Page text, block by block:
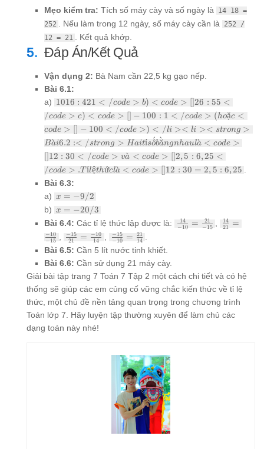
Mẹo kiểm tra: Tích số máy cày và số ngày là
14 18 =
252
. Nếu làm trong 12 ngày, số máy cày cần là
252 /
12 = 21
. Kết quả khớp.
Đáp Án/Kết Quả
Vận dụng 2: Bà Nam cần 22,5 kg gạo nếp.
Bài 6.1:
a) 1016:421</code>
b) <code>[]26 :
55</code> c)
<code>[]-100 :
1</code> (hoặc
<code>
[]-100</code>)
</li> <li>
<strong>Bài 6.2:
</strong> Hai tỉ
số bằng nhau là
<code>[]12 :
30</code> và
<code>[]2,5 :
6,25</code>. Tỉ
lệ thức là <code>
[]12 : 30 = 2,5 :
1016 : 421 < /code > b) < code > []26 : 55 <
/code > c) < code > [] − 100 : 1 < /code > (hoặc <
code > [] − 100 < /code >) < /li >< li >< strong >
Ba
ˋi6.2 :< /strong > Haitỉso
^
ˊba
˘
ˋngnhaula
ˋ < code >
[]12 : 30 < /code > va
ˋ < code > []2, 5 : 6,25 <
/code > .Tỉlệthứcla
ˋ < code > []12 : 30 = 2, 5 : 6,25
Bài 6.3:
a) x =
x = −9/2
b) x =
-20/3
x = −20/3
Bài 6.4: Các tỉ lệ thức lập được là:
\frac{14}
{-10} =
−10
14 = −15
21
\frac{14}
{21} =
21
14 =
−15
−10
\frac{-15}
{21} =
\frac{-10}
{14}
21
−15 = 14
−10
\frac{-15}
{-10} =
\frac{21}
{14}
−10
−15 = 14
21
Bài 6.5: Cần 5 lít nước tinh khiết.
Bài 6.6: Cần sử dụng 21 máy cày.
Giải bài tập trang 7 Toán 7 Tập 2 một cách chi tiết và có hệ
thống sẽ giúp các em củng cố vững chắc kiến thức về tỉ lệ
thức, một chủ đề nền tảng quan trọng trong chương trình
Toán lớp 7. Hãy luyện tập thường xuyên để làm chủ các
dạng toán này nhé!